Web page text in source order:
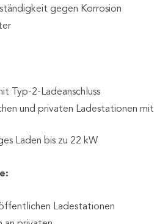
gegen Korrosion
Typ-2-Ladeanschluss
und privaten Ladestationen mit
Laden bis zu 22 kW
öffentlichen Ladestationen